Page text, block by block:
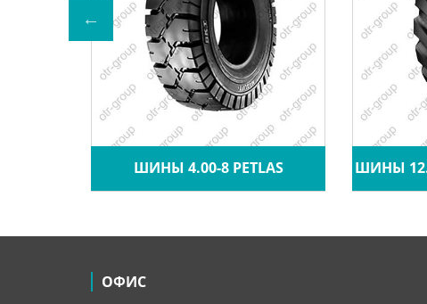
ШИНЫ 4.00-8 PETLAS ШИНЫ
ОФИС